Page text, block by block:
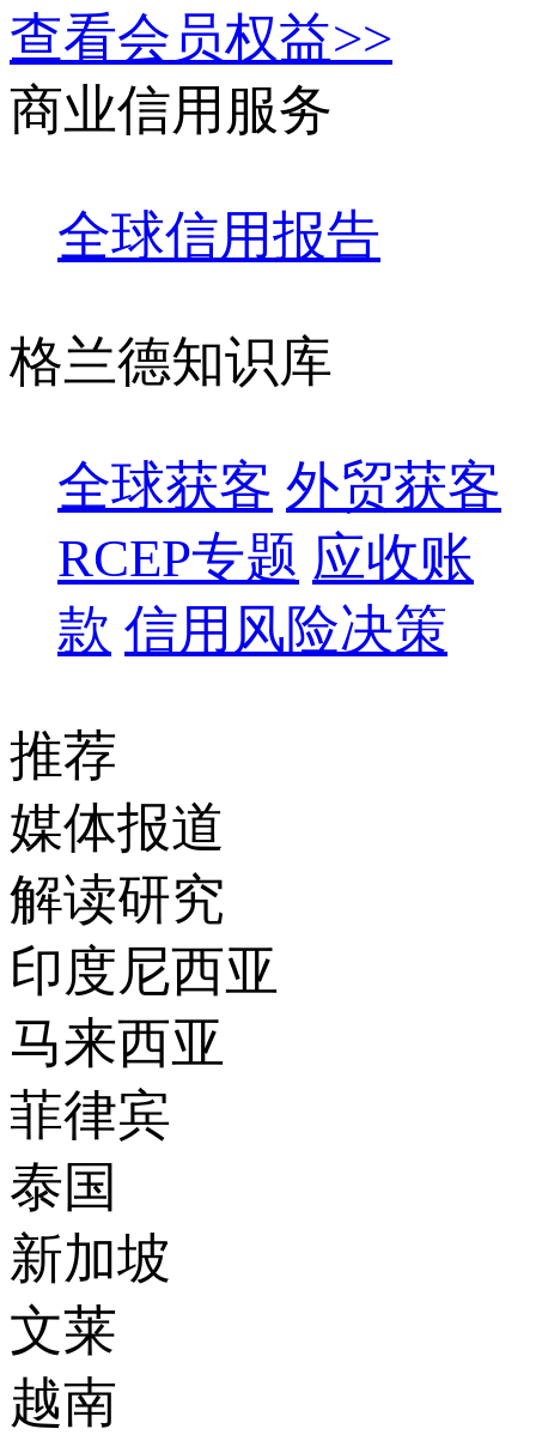
查看会员权益>>
商业信用服务
全球信用报告
格兰德知识库
全球获客 外贸获客
RCEP专题 应收账
款 信用风险决策
推荐
媒体报道
解读研究
印度尼西亚
马来西亚
菲律宾
泰国
新加坡
文莱
越南